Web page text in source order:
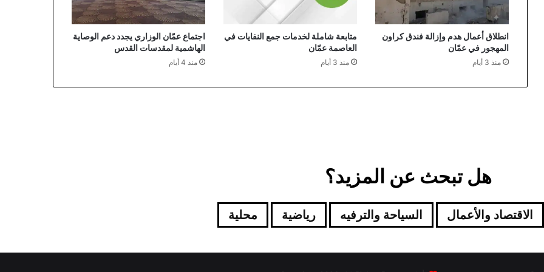
انطلاق أعمال هدم وإزالة فندق كراون
المهجور في عمّان
منذ 3 أيام
متابعة شاملة لخدمات جمع النفايات في
العاصمة عمّان
منذ 3 أيام
اجتماع عمّان الوزاري يجدد دعم الوصاية
الهاشمية لمقدسات القدس
منذ 4 أيام
هل تبحث عن المزيد؟
الاقتصاد والأعمال السياحة والترفيه رياضية محلية